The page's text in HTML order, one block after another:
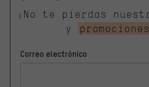
¡No te pierdas
y
promociones
Correo electrónico